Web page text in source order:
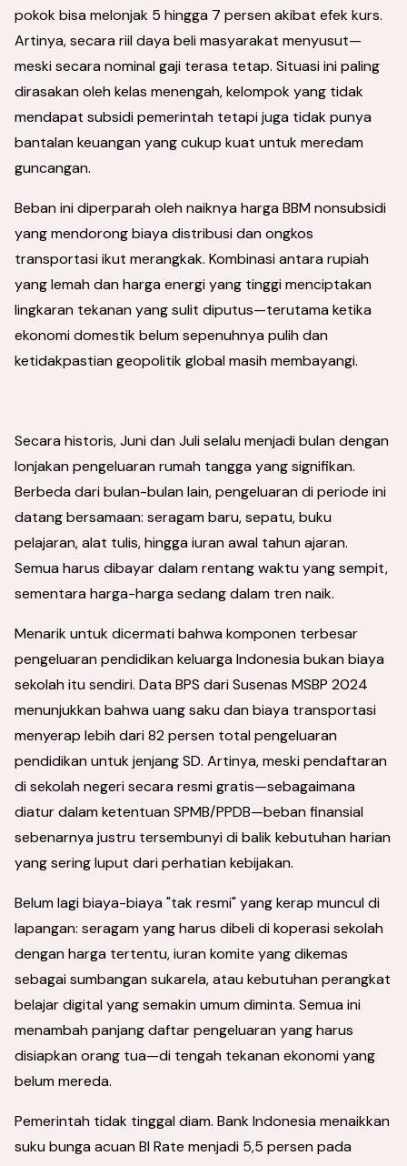
pokok bisa melonjak 5 hingga 7 persen akibat efek kurs.
Artinya, secara riil daya beli masyarakat menyusut—
meski secara nominal gaji terasa tetap. Situasi ini paling
dirasakan oleh kelas menengah, kelompok yang tidak
mendapat subsidi pemerintah tetapi juga tidak punya
bantalan keuangan yang cukup kuat untuk meredam
guncangan.
Beban ini diperparah oleh naiknya harga BBM nonsubsidi
yang mendorong biaya distribusi dan ongkos
transportasi ikut merangkak. Kombinasi antara rupiah
yang lemah dan harga energi yang tinggi menciptakan
lingkaran tekanan yang sulit diputus—terutama ketika
ekonomi domestik belum sepenuhnya pulih dan
ketidakpastian geopolitik global masih membayangi.
Secara historis, Juni dan Juli selalu menjadi bulan dengan
lonjakan pengeluaran rumah tangga yang signifikan.
Berbeda dari bulan-bulan lain, pengeluaran di periode ini
datang bersamaan: seragam baru, sepatu, buku
pelajaran, alat tulis, hingga iuran awal tahun ajaran.
Semua harus dibayar dalam rentang waktu yang sempit,
sementara harga-harga sedang dalam tren naik.
Menarik untuk dicermati bahwa komponen terbesar
pengeluaran pendidikan keluarga Indonesia bukan biaya
sekolah itu sendiri. Data BPS dari Susenas MSBP 2024
menunjukkan bahwa uang saku dan biaya transportasi
menyerap lebih dari 82 persen total pengeluaran
pendidikan untuk jenjang SD. Artinya, meski pendaftaran
di sekolah negeri secara resmi gratis—sebagaimana
diatur dalam ketentuan SPMB/PPDB—beban finansial
sebenarnya justru tersembunyi di balik kebutuhan harian
yang sering luput dari perhatian kebijakan.
Belum lagi biaya-biaya "tak resmi" yang kerap muncul di
lapangan: seragam yang harus dibeli di koperasi sekolah
dengan harga tertentu, iuran komite yang dikemas
sebagai sumbangan sukarela, atau kebutuhan perangkat
belajar digital yang semakin umum diminta. Semua ini
menambah panjang daftar pengeluaran yang harus
disiapkan orang tua—di tengah tekanan ekonomi yang
belum mereda.
Pemerintah tidak tinggal diam. Bank Indonesia menaikkan
suku bunga acuan BI Rate menjadi 5,5 persen pada